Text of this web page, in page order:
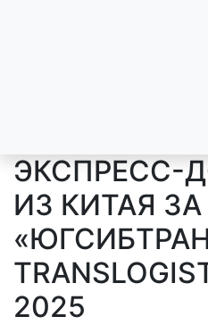
ЭКСПРЕСС-
ИЗ КИТАЯ ЗА
2025